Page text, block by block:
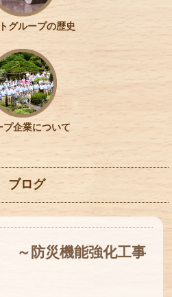
グループの歴史
プ企業について
ブログ
～防災機能強化工事